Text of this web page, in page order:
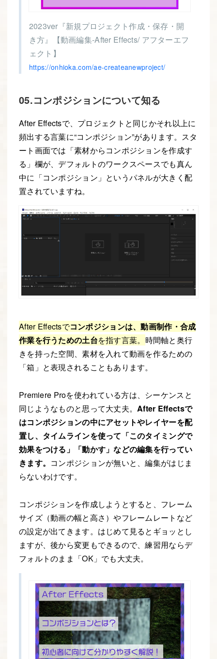
2023ver『新規プロジェクト作成・保存・開
き方』【動画編集-After Effects/ アフターエフ
ェクト】
https://onhioka.com/ae-createanewproject/
05.コンポジションについて知る
After Effectsで、プロジェクトと同じかそれ以上に
頻出する言葉に“コンポジション”があります。スタ
ート画面では「素材からコンポジションを作成す
る」欄が、デフォルトのワークスペースでも真ん
中に「コンポジション」というパネルが大きく配
置されていますね。
After Effectsでコンポジションは、動画制作・合成
作業を行うための土台を指す言葉。 時間軸と奥行
きを持った空間、素材を入れて動画を作るための
「箱」と表現されることもあります。
Premiere Proを使われている方は、シーケンスと
同じようなものと思って大丈夫。After Effectsで
はコンポジションの中にアセットやレイヤーを配
置し、タイムラインを使って「このタイミングで
効果をつける」「動かす」などの編集を行ってい
きます。 コンポジションが無いと、編集がはじま
らないわけです。
コンポジションを作成しようとすると、フレーム
サイズ（動画の幅と高さ）やフレームレートなど
の設定が出てきます。はじめて見るとギョッとし
ますが、後から変更もできるので、練習用ならデ
フォルトのまま「OK」でも大丈夫。